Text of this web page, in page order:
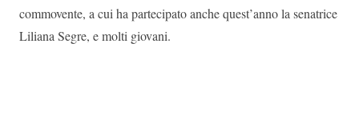
commovente, a cui ha partecipato anche quest’anno la senatrice
Liliana Segre, e molti giovani.